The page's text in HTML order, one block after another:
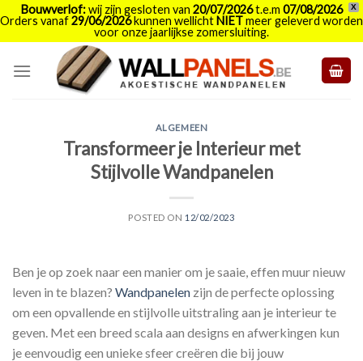
X
Bouwverlof:wij zijn gesloten van 20/07/2026t.e.m 07/08/2026
Orders vanaf29/06/2026kunnen wellichtNIETmeer geleverd worden
voor onze jaarlijkse zomersluiting.
ALGEMEEN
Transformeer je Interieur met
Stijlvolle Wandpanelen
POSTED ON 12/02/2023
Ben je op zoek naar een manier om je saaie, effen muur nieuw
leven in te blazen? Wandpanelen zijn de perfecte oplossing
om een opvallende en stijlvolle uitstraling aan je interieur te
geven. Met een breed scala aan designs en afwerkingen kun
je eenvoudig een unieke sfeer creëren die bij jouw